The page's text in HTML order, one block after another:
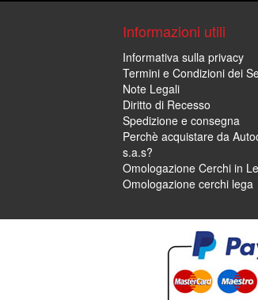
Informazioni utili
Informativa sulla privacy
Termini e Condizioni dei
Note Legali
Diritto di Recesso
Spedizione e consegna
Perchè acquistare da
s.a.s?
Omologazione Cerchi in
Omologazione cerchi lega